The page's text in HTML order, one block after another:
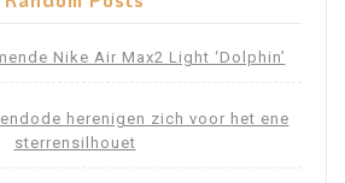
Nike Air Max2 Light ‘Dolphin’
herenigen zich voor het ene
sterrensilhouet